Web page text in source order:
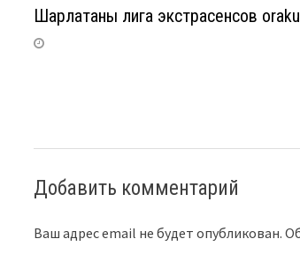
Шарлатаны лига экстрасенсов
Добавить комментарий
Ваш адрес email не будет опубликован.